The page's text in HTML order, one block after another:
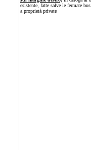
esistente, fatte salve le fermate
a proprietà private